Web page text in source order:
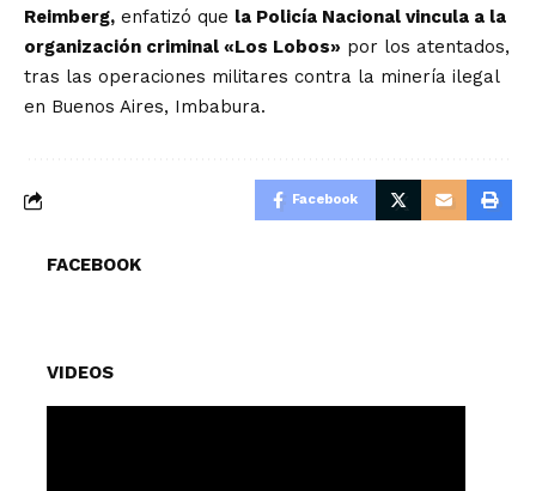
Reimberg, enfatizó que la Policía Nacional vincula a la
organización criminal «Los Lobos» por los atentados,
tras las operaciones militares contra la minería ilegal
en Buenos Aires, Imbabura.
Facebook
FACEBOOK
VIDEOS